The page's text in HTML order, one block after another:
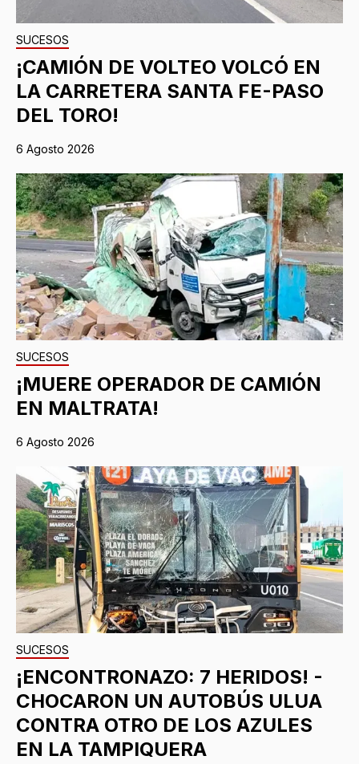
SUCESOS
¡CAMIÓN DE VOLTEO VOLCÓ EN
LA CARRETERA SANTA FE-PASO
DEL TORO!
6 Agosto 2026
SUCESOS
¡MUERE OPERADOR DE CAMIÓN
EN MALTRATA!
6 Agosto 2026
SUCESOS
¡ENCONTRONAZO: 7 HERIDOS! -
CHOCARON UN AUTOBÚS ULUA
CONTRA OTRO DE LOS AZULES
EN LA TAMPIQUERA